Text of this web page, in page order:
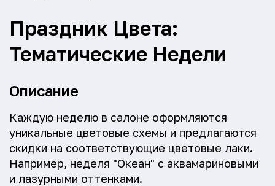
Праздник Цвета:
Тематические Недели
Описание
Каждую неделю в салоне оформляются
уникальные цветовые схемы и предлагаются
скидки на соответствующие цветовые лаки.
Например, неделя "Океан" с аквамариновыми
и лазурными оттенками.